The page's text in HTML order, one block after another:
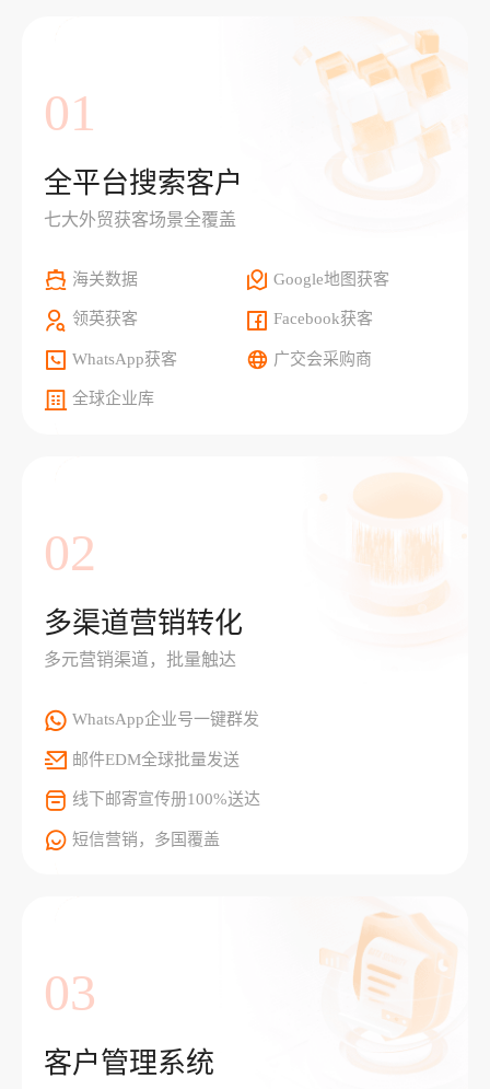
01
全平台搜索客户
七大外贸获客场景全覆盖
海关数据 Google地图获客
领英获客 Facebook获客
WhatsApp获客 广交会采购商
全球企业库
02
多渠道营销转化
多元营销渠道，批量触达
WhatsApp企业号一键群发
邮件EDM全球批量发送
线下邮寄宣传册100%送达
短信营销，多国覆盖
03
客户管理系统